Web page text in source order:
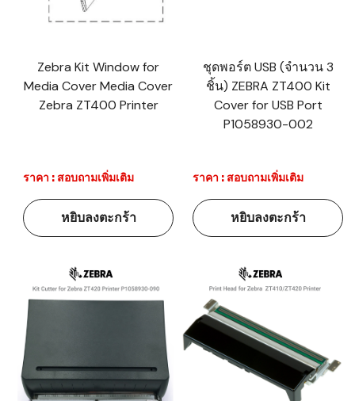
Zebra Kit Window for
Media Cover Media Cover
Zebra ZT400 Printer
ราคา : สอบถามเพิ่มเติม
หยิบลงตะกร้า
ชุดพอร์ต USB (จำนวน 3
ชิ้น) ZEBRA ZT400 Kit
Cover for USB Port
P1058930-002
ราคา : สอบถามเพิ่มเติม
หยิบลงตะกร้า